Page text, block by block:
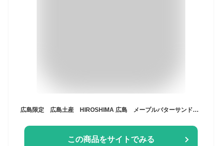
この商品をサイトでみる